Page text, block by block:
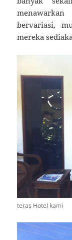
bervariasi,
mereka
teras Hotel kami